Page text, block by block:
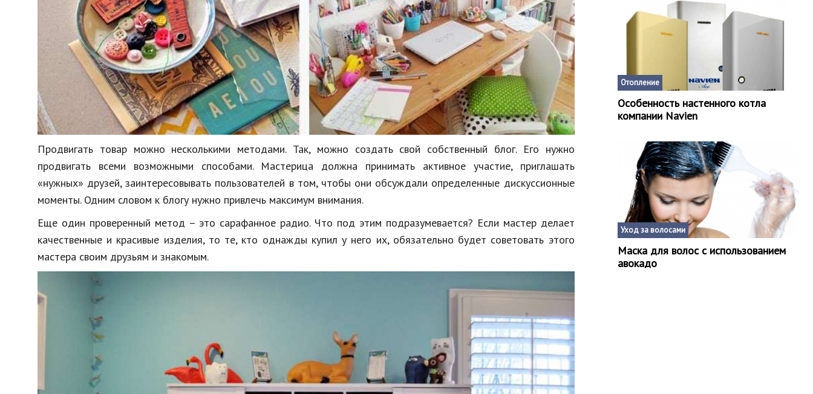
Продвигать товар можно несколькими методами. Так, можно создать свой собственный блог. Его нужно
продвигать всеми возможными способами. Мастерица должна принимать активное участие, приглашать
«нужных» друзей, заинтересовывать пользователей в том, чтобы они обсуждали определенные дискуссионные
моменты. Одним словом к блогу нужно привлечь максимум внимания.
Еще один проверенный метод – это сарафанное радио. Что под этим подразумевается? Если мастер делает
качественные и красивые изделия, то те, кто однажды купил у него их, обязательно будет советовать этого
мастера своим друзьям и знакомым.
Отопление
Особенность настенного котла
компании Navien
Уход за волосами
Маска для волос с использованием
авокадо